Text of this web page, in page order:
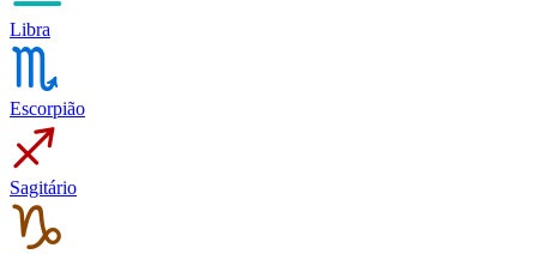
Libra
Escorpião
Sagitário